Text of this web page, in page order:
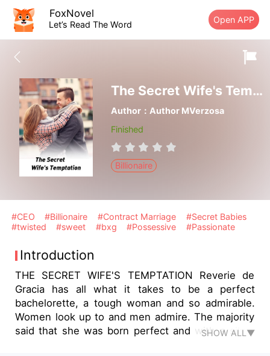
FoxNovel
Let’s Read The Word Open APP
The Secret Wife's Temptation
Author：Author MVerzosa
Finished
Billionaire
#CEO #Billionaire #Contract Marriage
#Secret Babies
#twisted
#sweet #bxg #Possessive #Passionate
Introduction
THE SECRET WIFE'S TEMPTATION Reverie de
Gracia has all what it takes to be a perfect
bachelorette, a tough woman and so admirable.
Women look up to and men admire. The majority
said that she was born perfect and with a silver
SHOW ALL▼